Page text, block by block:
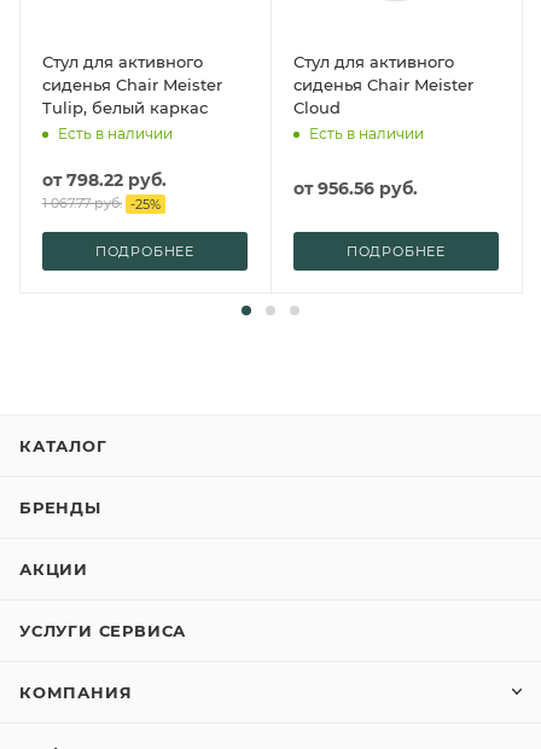
Стул для активного
сиденья Chair Meister
Tulip, белый каркас
Есть в наличии
от798.22 руб.
1 067.77 руб. -25%
ПОДРОБНЕЕ
Стул для активного
сиденья Chair Meister
Cloud
Есть в наличии
от956.56 руб.
ПОДРОБНЕЕ
КАТАЛОГ
БРЕНДЫ
АКЦИИ
УСЛУГИ СЕРВИСА
КОМПАНИЯ